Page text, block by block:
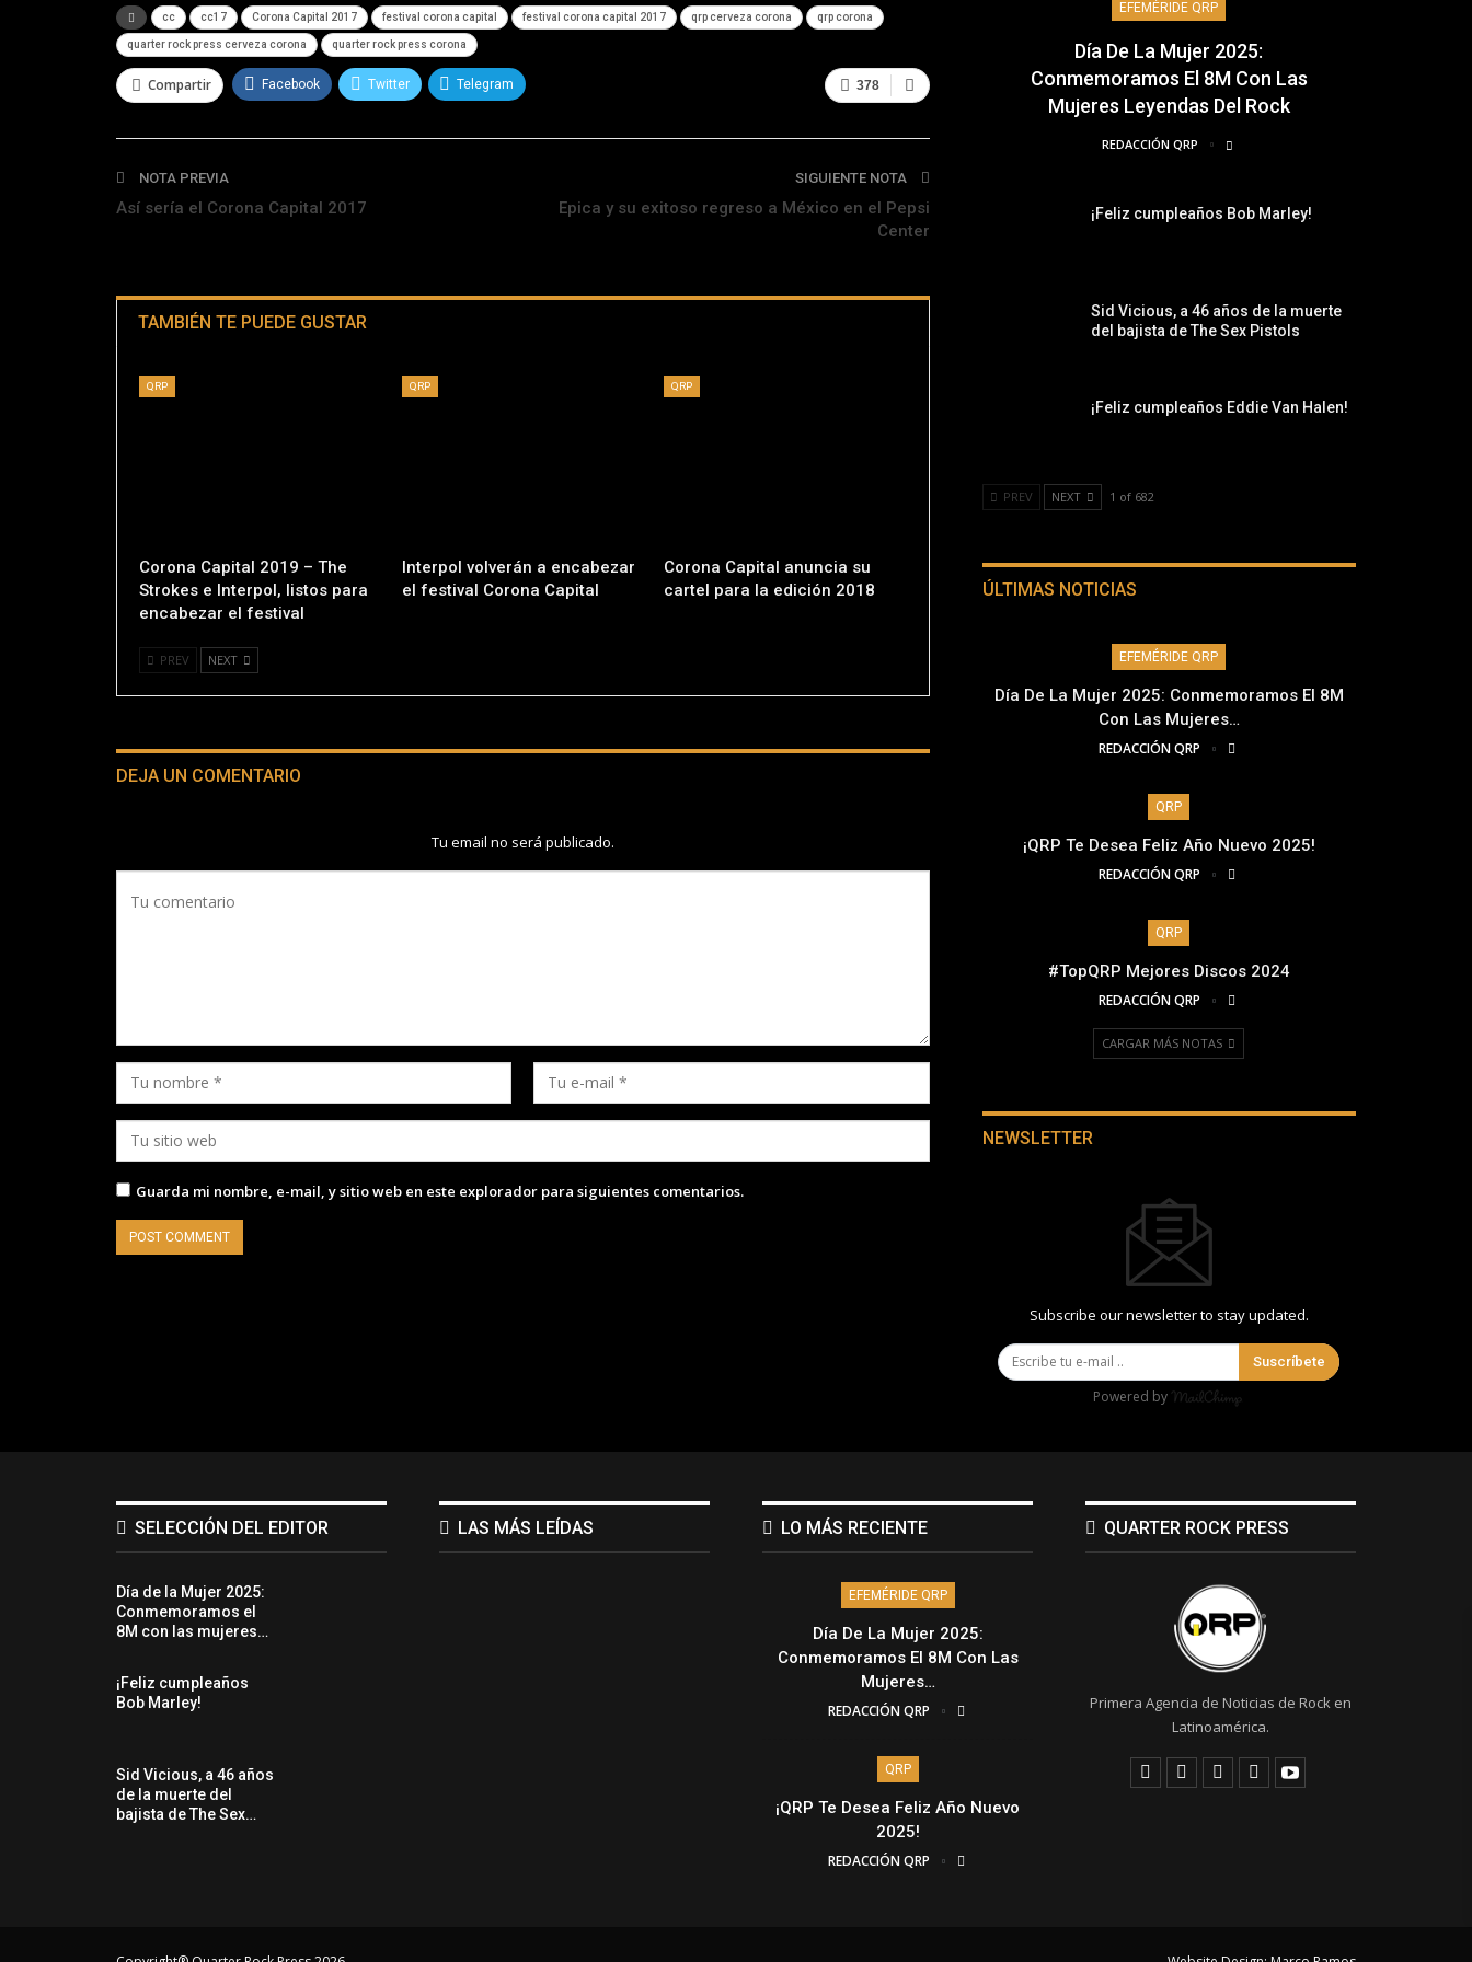
cc cc17 Corona Capital 2017 festival corona capital festival corona capital 2017 qrp cerveza corona qrp corona
quarter rock press cerveza corona quarter rock press corona
378
Compartir Facebook Twitter Telegram
NOTA PREVIA
Así sería el Corona Capital 2017
SIGUIENTE NOTA
Epica y su exitoso regreso a México en el Pepsi
Center
TAMBIÉN TE PUEDE GUSTAR
QRP
Corona Capital 2019 – The
Strokes e Interpol, listos para
encabezar el festival
QRP
Interpol volverán a encabezar
el festival Corona Capital
QRP
Corona Capital anuncia su
cartel para la edición 2018
PREV NEXT
DEJA UN COMENTARIO
Tu email no será publicado.
Guarda mi nombre, e-mail, y sitio web en este explorador para siguientes comentarios.
EFEMÉRIDE QRP
Día De La Mujer 2025:
Conmemoramos El 8M Con Las
Mujeres Leyendas Del Rock
REDACCIÓN QRP
¡Feliz cumpleaños Bob Marley!
Sid Vicious, a 46 años de la muerte
del bajista de The Sex Pistols
¡Feliz cumpleaños Eddie Van Halen!
PREV NEXT 1 of 682
ÚLTIMAS NOTICIAS
EFEMÉRIDE QRP
Día De La Mujer 2025: Conmemoramos El 8M
Con Las Mujeres…
REDACCIÓN QRP
QRP
¡QRP Te Desea Feliz Año Nuevo 2025!
REDACCIÓN QRP
QRP
#TopQRP Mejores Discos 2024
REDACCIÓN QRP
CARGAR MÁS NOTAS
NEWSLETTER
Subscribe our newsletter to stay updated.
Suscríbete
Powered by
SELECCIÓN DEL EDITOR
Día de la Mujer 2025:
Conmemoramos el
8M con las mujeres…
¡Feliz cumpleaños
Bob Marley!
Sid Vicious, a 46 años
de la muerte del
bajista de The Sex…
LAS MÁS LEÍDAS LO MÁS RECIENTE
EFEMÉRIDE QRP
Día De La Mujer 2025:
Conmemoramos El 8M Con Las
Mujeres…
REDACCIÓN QRP
QRP
¡QRP Te Desea Feliz Año Nuevo
2025!
REDACCIÓN QRP
QUARTER ROCK PRESS
Primera Agencia de Noticias de Rock en
Latinoamérica.